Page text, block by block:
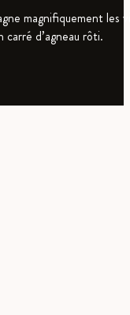
magnifiquement les
d’agneau rôti.